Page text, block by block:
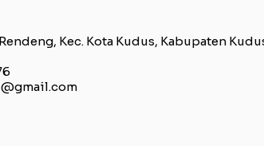
Kec. Kota Kudus, Kabupaten